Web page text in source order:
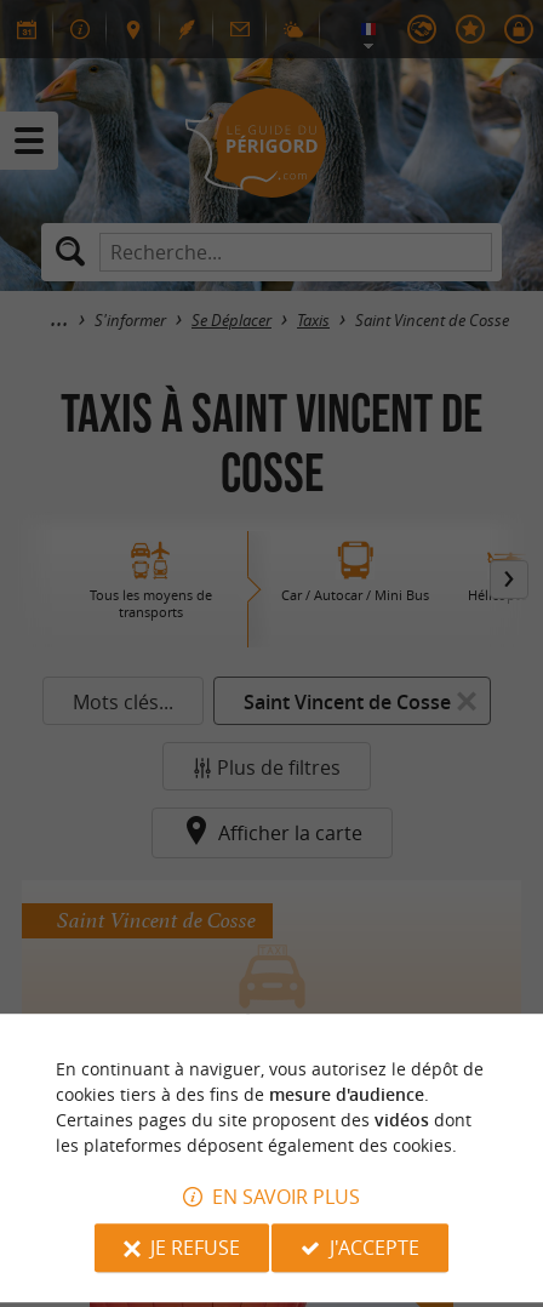
S'informer Se Déplacer Taxis Saint Vincent de Cosse
Taxis à Saint Vincent de
Cosse
Tous les moyens de
transports
Car / Autocar / Mini Bus
Mots clés... Saint Vincent de Cosse
Plus de filtres
Afficher la carte
Saint Vincent de Cosse
n
o
t
r
e
c
o
u
p
d
e
c
o
e
u
r
En continuant à naviguer, vous autorisez le dépôt de
cookies tiers à des fins de mesure d'audience.
Certaines pages du site proposent des vidéosdont
les plateformes déposent également des cookies.
EN SAVOIR PLUS
JE REFUSE
J'ACCEPTE